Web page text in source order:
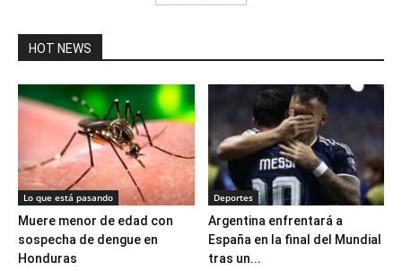
HOT NEWS
Lo que está pasando
Muere menor de edad con
sospecha de dengue en
Honduras
Deportes
Argentina enfrentará a
España en la final del Mundial
tras un...